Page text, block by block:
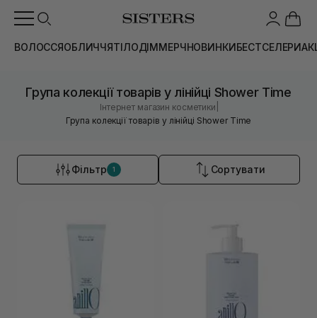
ВОЛОССЯОБЛИЧЧЯТІЛОДІММЕРЧНОВИНКИБЕСТСЕЛЕРИ
Група колекції товарів у лінійці Shower Time
Інтернет магазин косметики
Група колекції товарів у лінійці Shower Time
Фільтр 1 Сортувати